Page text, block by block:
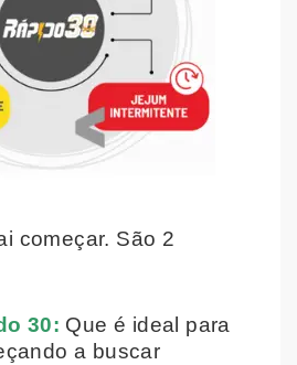
começar. São 2
30: Que é ideal para
a buscar